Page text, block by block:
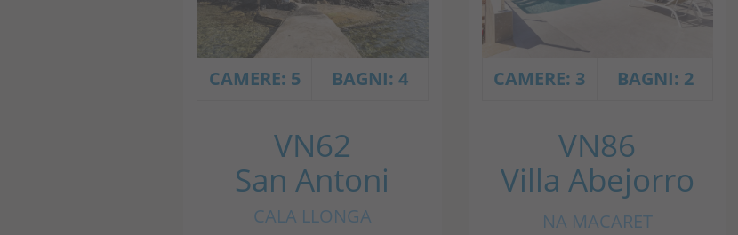
CAMERE: 5 BAGNI: 4
VN62
San Antoni
CALA LLONGA
CAMERE: 3 BAGNI: 2
VN86
Villa Abejorro
NA MACARET